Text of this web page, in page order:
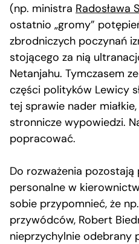
(np. ministra Radosława
ostatnio „gromy”
zbrodniczych poczynań
stojącego za nią
Netanjahu. Tymczasem
części polityków Lewicy
tej sprawie nader
stronnicze wypowiedzi.
popracować.
Do rozważenia
personalne w
sobie przypomnieć, że
przywódców, Robert
nieprzychylnie odebrany